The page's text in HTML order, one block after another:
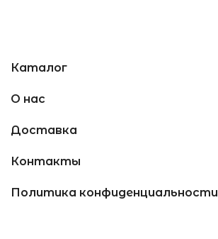
Каталог
О нас
Доставка
Контакты
Политика конфиденциальности